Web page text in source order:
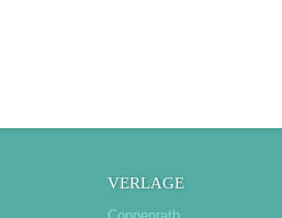
VERLAGE